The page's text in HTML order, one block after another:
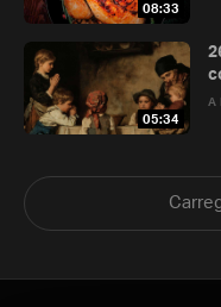
08:33
05:34
A